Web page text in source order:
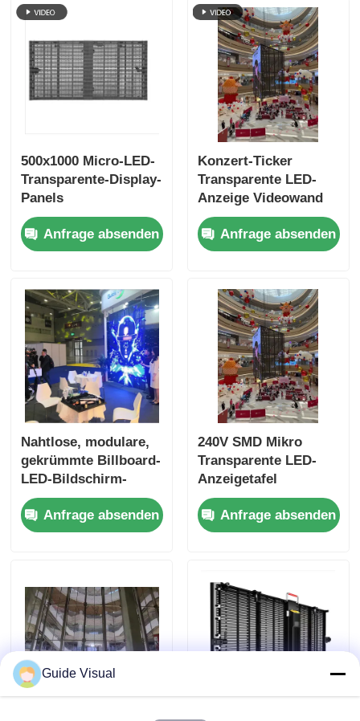
500x1000 Micro-LED-
Transparente-Display-
Panels
Bildschirmvermietung
Schnellverschluss
Benutzerdefiniert
Anfrage absenden
Konzert-Ticker
Transparente LED-
Anzeige Videowand
Werbetafeln
Vermietung
Anfrage absenden
Nahtlose, modulare,
gekrümmte Billboard-
LED-Bildschirm-
Panel NovaStar-
System 6000 Nits
Anfrage absenden
240V SMD Mikro
Transparente LED-
Anzeigetafel
Videowand
Anfrage absenden
Guide Visual